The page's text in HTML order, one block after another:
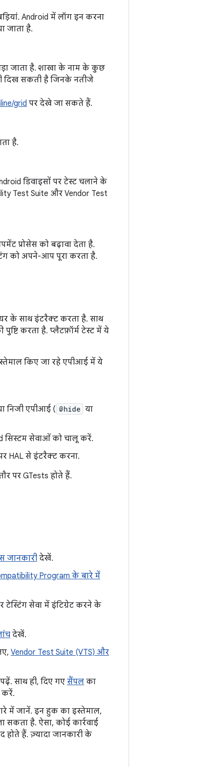
Android में लॉग इन करना
जाता है.
जाता है. शाखा के नाम के कुछ
दिख सकती है जिनके नतीजे
grid पर देखे जा सकते हैं.
है.
डिवाइसों पर टेस्ट चलाने के
Test Suite और Vendor Test
प्रोसेस को बढ़ावा देता है.
को अपने-आप पूरा करता है.
के साथ इंटरैक्ट करता है. साथ
करता है. प्लैटफ़ॉर्म टेस्ट में ये
किए जा रहे एपीआई में ये
निजी एपीआई ( @hide या
सिस्टम सेवाओं को चालू करें.
HAL से इंटरैक्ट करना.
पर GTests होते हैं.
जानकारीदेखें.
Program के बारे में
टेस्टिंग सेवा में इंटिग्रेट करने के
देखें.
Vendor Test Suite (VTS) और
पढ़ें. साथ ही, दिए गए सैंपल का
करें.
में जानें. इन हुक का इस्तेमाल,
सकता है. ऐसा, कोई कार्रवाई
हैं. ज़्यादा जानकारी के